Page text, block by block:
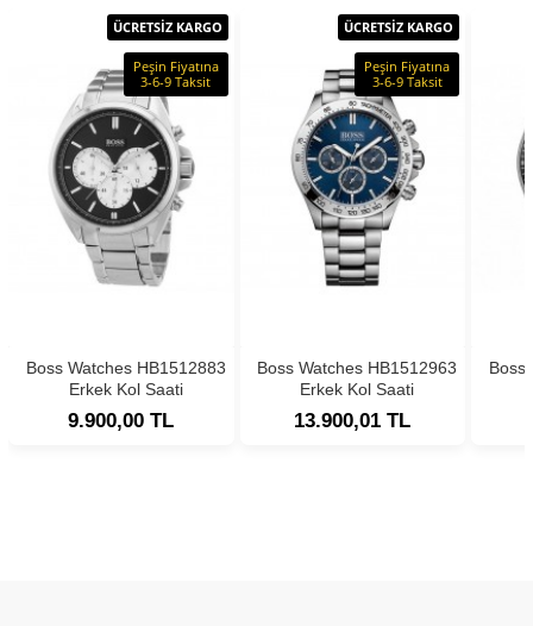
ÜCRETSİZ KARGO
Peşin Fiyatına
3-6-9 Taksit
Boss Watches HB1512883
Erkek Kol Saati
9.900,00 TL
ÜCRETSİZ KARGO
Peşin Fiyatına
3-6-9 Taksit
Boss Watches HB1512963
Erkek Kol Saati
13.900,01 TL
Boss